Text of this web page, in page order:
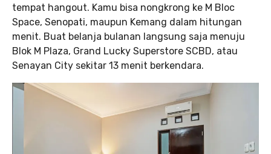
tempat hangout. Kamu bisa nongkrong ke M Bloc
Space, Senopati, maupun Kemang dalam hitungan
menit. Buat belanja bulanan langsung saja menuju
Blok M Plaza, Grand Lucky Superstore SCBD, atau
Senayan City sekitar 13 menit berkendara.